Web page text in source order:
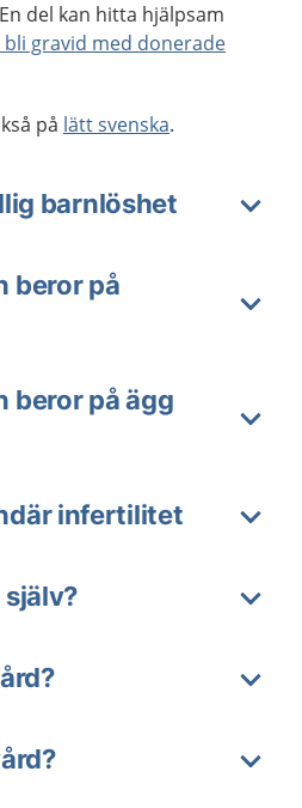
del kan hitta hjälpsam
gravid med donerade
på lätt svenska.
barnlöshet
beror på
beror på ägg
infertilitet
själv?